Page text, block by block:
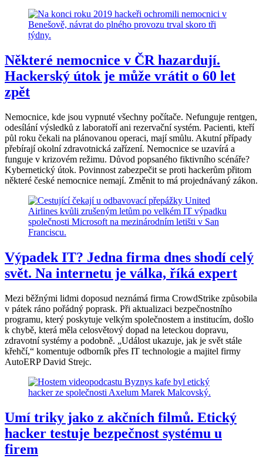
Některé nemocnice v ČR hazardují.
Hackerský útok je může vrátit o 60 let
zpět
Nemocnice, kde jsou vypnuté všechny počítače. Nefunguje rentgen,
odesílání výsledků z laboratoří ani rezervační systém. Pacienti, kteří
půl roku čekali na plánovanou operaci, mají smůlu. Akutní případy
přebírají okolní zdravotnická zařízení. Nemocnice se uzavírá a
funguje v krizovém režimu. Důvod popsaného fiktivního scénáře?
Kybernetický útok. Povinnost zabezpečit se proti hackerům přitom
některé české nemocnice nemají. Změnit to má projednávaný zákon.
Výpadek IT? Jedna firma dnes shodí celý
svět. Na internetu je válka, říká expert
Mezi běžnými lidmi doposud neznámá firma CrowdStrike způsobila
v pátek ráno pořádný poprask. Při aktualizaci bezpečnostního
programu, který poskytuje velkým společnostem a institucím, došlo
k chybě, která měla celosvětový dopad na leteckou dopravu,
zdravotní systémy a podobně. „Událost ukazuje, jak je svět stále
křehčí,“ komentuje odborník přes IT technologie a majitel firmy
AutoERP David Strejc.
Umí triky jako z akčních filmů. Etický
hacker testuje bezpečnost systému u
firem